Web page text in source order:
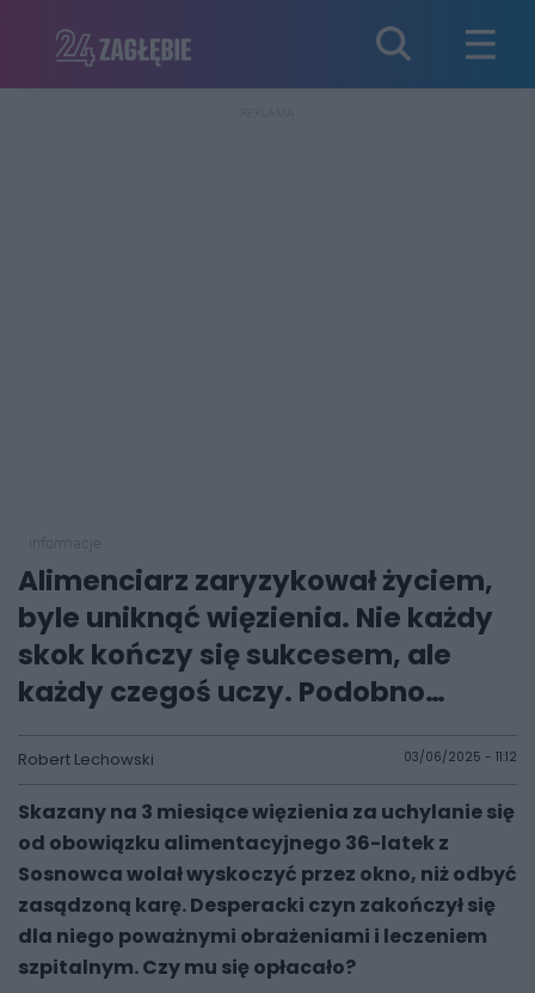
Alimenciarz zaryzykował życiem,
byle uniknąć więzienia. Nie każdy
skok kończy się sukcesem, ale
każdy czegoś uczy. Podobno…
Robert Lechowski 03/06/2025 - 11:12
Skazany na 3 miesiące więzienia za uchylanie się
od obowiązku alimentacyjnego 36-latek z
Sosnowca wolałwyskoczyć przez okno, niż odbyć
zasądzoną karę. Desperacki czyn zakończył się
dla niego poważnymi obrażeniami i leczeniem
szpitalnym. Czy mu się opłacało?